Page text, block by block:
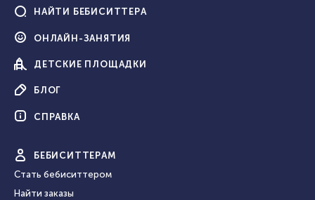
НАЙТИ БЕБИСИТТЕРА
ОНЛАЙН-ЗАНЯТИЯ
ДЕТСКИЕ ПЛОЩАДКИ
БЛОГ
СПРАВКА
БЕБИ СИТТЕРАМ
Стать бебиситтером
Найти заказы